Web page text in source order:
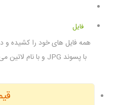
فایل
همه فایل های خود را کشیده و
با پسوند JPG و با نام لاتین می باشد.